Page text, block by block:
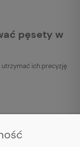
pęsety w
ich precyzję